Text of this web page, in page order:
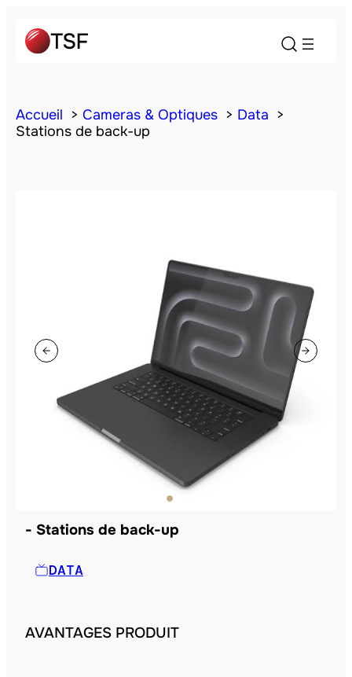
Accueil Cameras & Optiques
Data
Stations de back-up
Stations de back-up
DATA
AVANTAGES PRODUIT